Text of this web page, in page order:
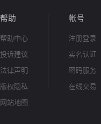
帮助
帮助中心
投诉建议
法律声明
版权隐私
网站地图
帐号
注册登录
实名认证
密码服务
在线交易